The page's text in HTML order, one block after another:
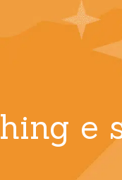
In Mentor
In Formazione E
In Team
e